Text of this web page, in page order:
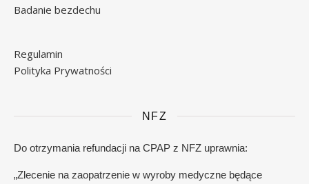
Badanie bezdechu
Regulamin
Polityka Prywatności
NFZ
Do otrzymania refundacji na CPAP z NFZ uprawnia:
„Zlecenie na zaopatrzenie w wyroby medyczne będące